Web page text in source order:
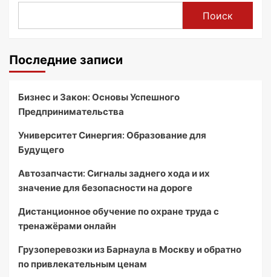
Поиск
Последние записи
Бизнес и Закон: Основы Успешного
Предпринимательства
Университет Синергия: Образование для
Будущего
Автозапчасти: Сигналы заднего хода и их
значение для безопасности на дороге
Дистанционное обучение по охране труда с
тренажёрами онлайн
Грузоперевозки из Барнаула в Москву и обратно
по привлекательным ценам